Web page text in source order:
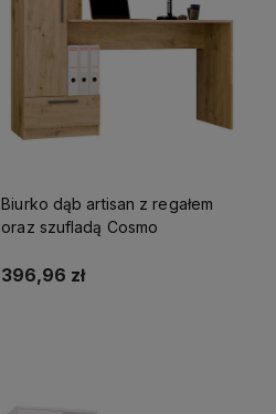
Biurko dąb artisan z regałem
oraz szufladą Cosmo
396,96 zł